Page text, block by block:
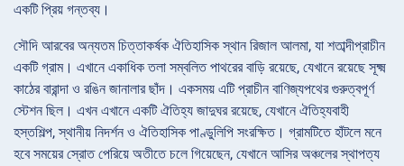
একটি প্রিয় গন্তব্য।
সৌদি আরবের অন্যতম চিত্তাকর্ষক ঐতিহাসিক স্থান রিজাল আলমা, যা শতাব্দীপ্রাচীন
একটি গ্রাম। এখানে একাধিক তলা সম্বলিত পাথরের বাড়ি রয়েছে, যেখানে রয়েছে সূক্ষ্ম
কাঠের বারান্দা ও রঙিন জানালার ছাঁদ। একসময় এটি প্রাচীন বাণিজ্যপথের গুরুত্বপূর্ণ
স্টেশন ছিল। এখন এখানে একটি ঐতিহ্য জাদুঘর রয়েছে, যেখানে ঐতিহ্যবাহী
হস্তশিল্প, স্থানীয় নিদর্শন ও ঐতিহাসিক পাণ্ডুলিপি সংরক্ষিত। গ্রামটিতে হাঁটলে মনে
হবে সময়ের স্রোত পেরিয়ে অতীতে চলে গিয়েছেন, যেখানে আসির অঞ্চলের স্থাপত্য